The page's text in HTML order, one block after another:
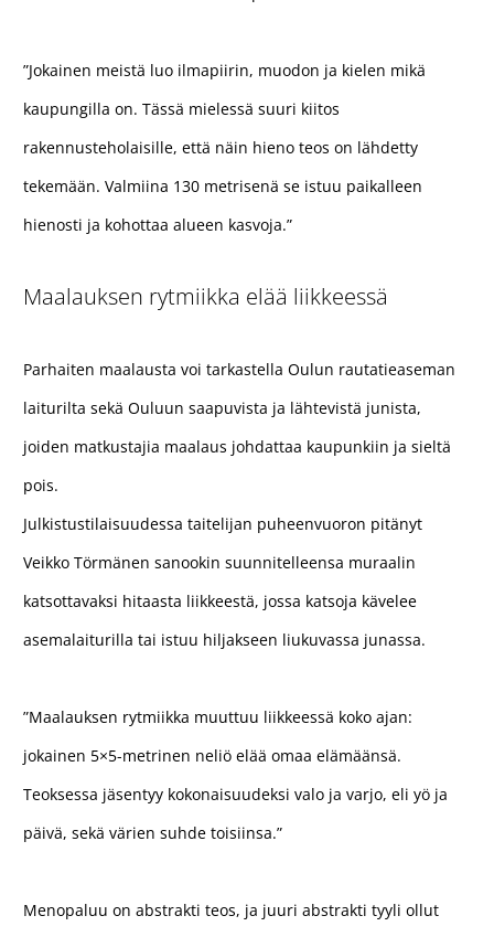
”Jokainen meistä luo ilmapiirin, muodon ja kielen mikä
kaupungilla on. Tässä mielessä suuri kiitos
rakennusteholaisille, että näin hieno teos on lähdetty
tekemään. Valmiina 130 metrisenä se istuu paikalleen
hienosti ja kohottaa alueen kasvoja.”
Maalauksen rytmiikka elää liikkeessä
Parhaiten maalausta voi tarkastella Oulun rautatieaseman
laiturilta sekä Ouluun saapuvista ja lähtevistä junista,
joiden matkustajia maalaus johdattaa kaupunkiin ja sieltä
pois.
Julkistustilaisuudessa taitelijan puheenvuoron pitänyt
Veikko Törmänen sanookin suunnitelleensa muraalin
katsottavaksi hitaasta liikkeestä, jossa katsoja kävelee
asemalaiturilla tai istuu hiljakseen liukuvassa junassa.
”Maalauksen rytmiikka muuttuu liikkeessä koko ajan:
jokainen 5×5-metrinen neliö elää omaa elämäänsä.
Teoksessa jäsentyy kokonaisuudeksi valo ja varjo, eli yö ja
päivä, sekä värien suhde toisiinsa.”
Menopaluu on abstrakti teos, ja juuri abstrakti tyyli ollut